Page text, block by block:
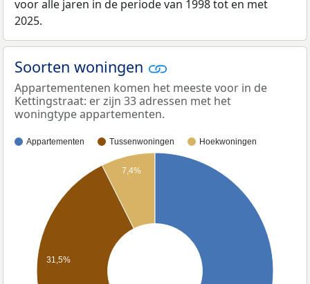
voor alle jaren in de periode van 1998 tot en met
2025.
Soorten woningen
Appartementenen komen het meeste voor in de
Kettingstraat: er zijn 33 adressen met het
woningtype appartementen.
Appartementen Tussenwoningen Hoekwoningen
7,4%
31,5%